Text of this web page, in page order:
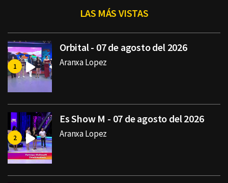
LAS MÁS VISTAS
Orbital - 07 de agosto del 2026
Aranxa Lopez
Es Show M - 07 de agosto del 2026
Aranxa Lopez